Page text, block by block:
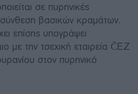
σε πυρηνικές
βασικών κραμάτων.
επίσης υπογράψει
με την τσεχική εταιρεία ČEZ
στον πυρηνικό